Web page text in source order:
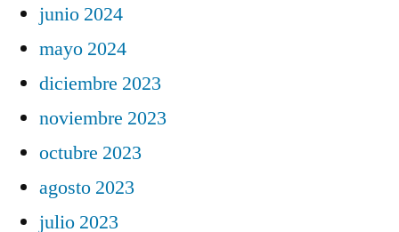
junio 2024
mayo 2024
diciembre 2023
noviembre 2023
octubre 2023
agosto 2023
julio 2023